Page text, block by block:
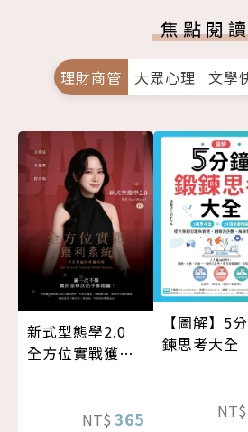
焦點閱
理財商管 大眾心理 文學
新式型態學2.0
全方位實戰獲利
NT$ 365
【圖解】5
鍊思考大全
NT$